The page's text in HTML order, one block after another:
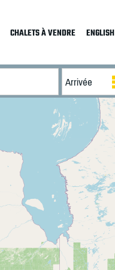
CHALETS À VENDRE ENGLISH